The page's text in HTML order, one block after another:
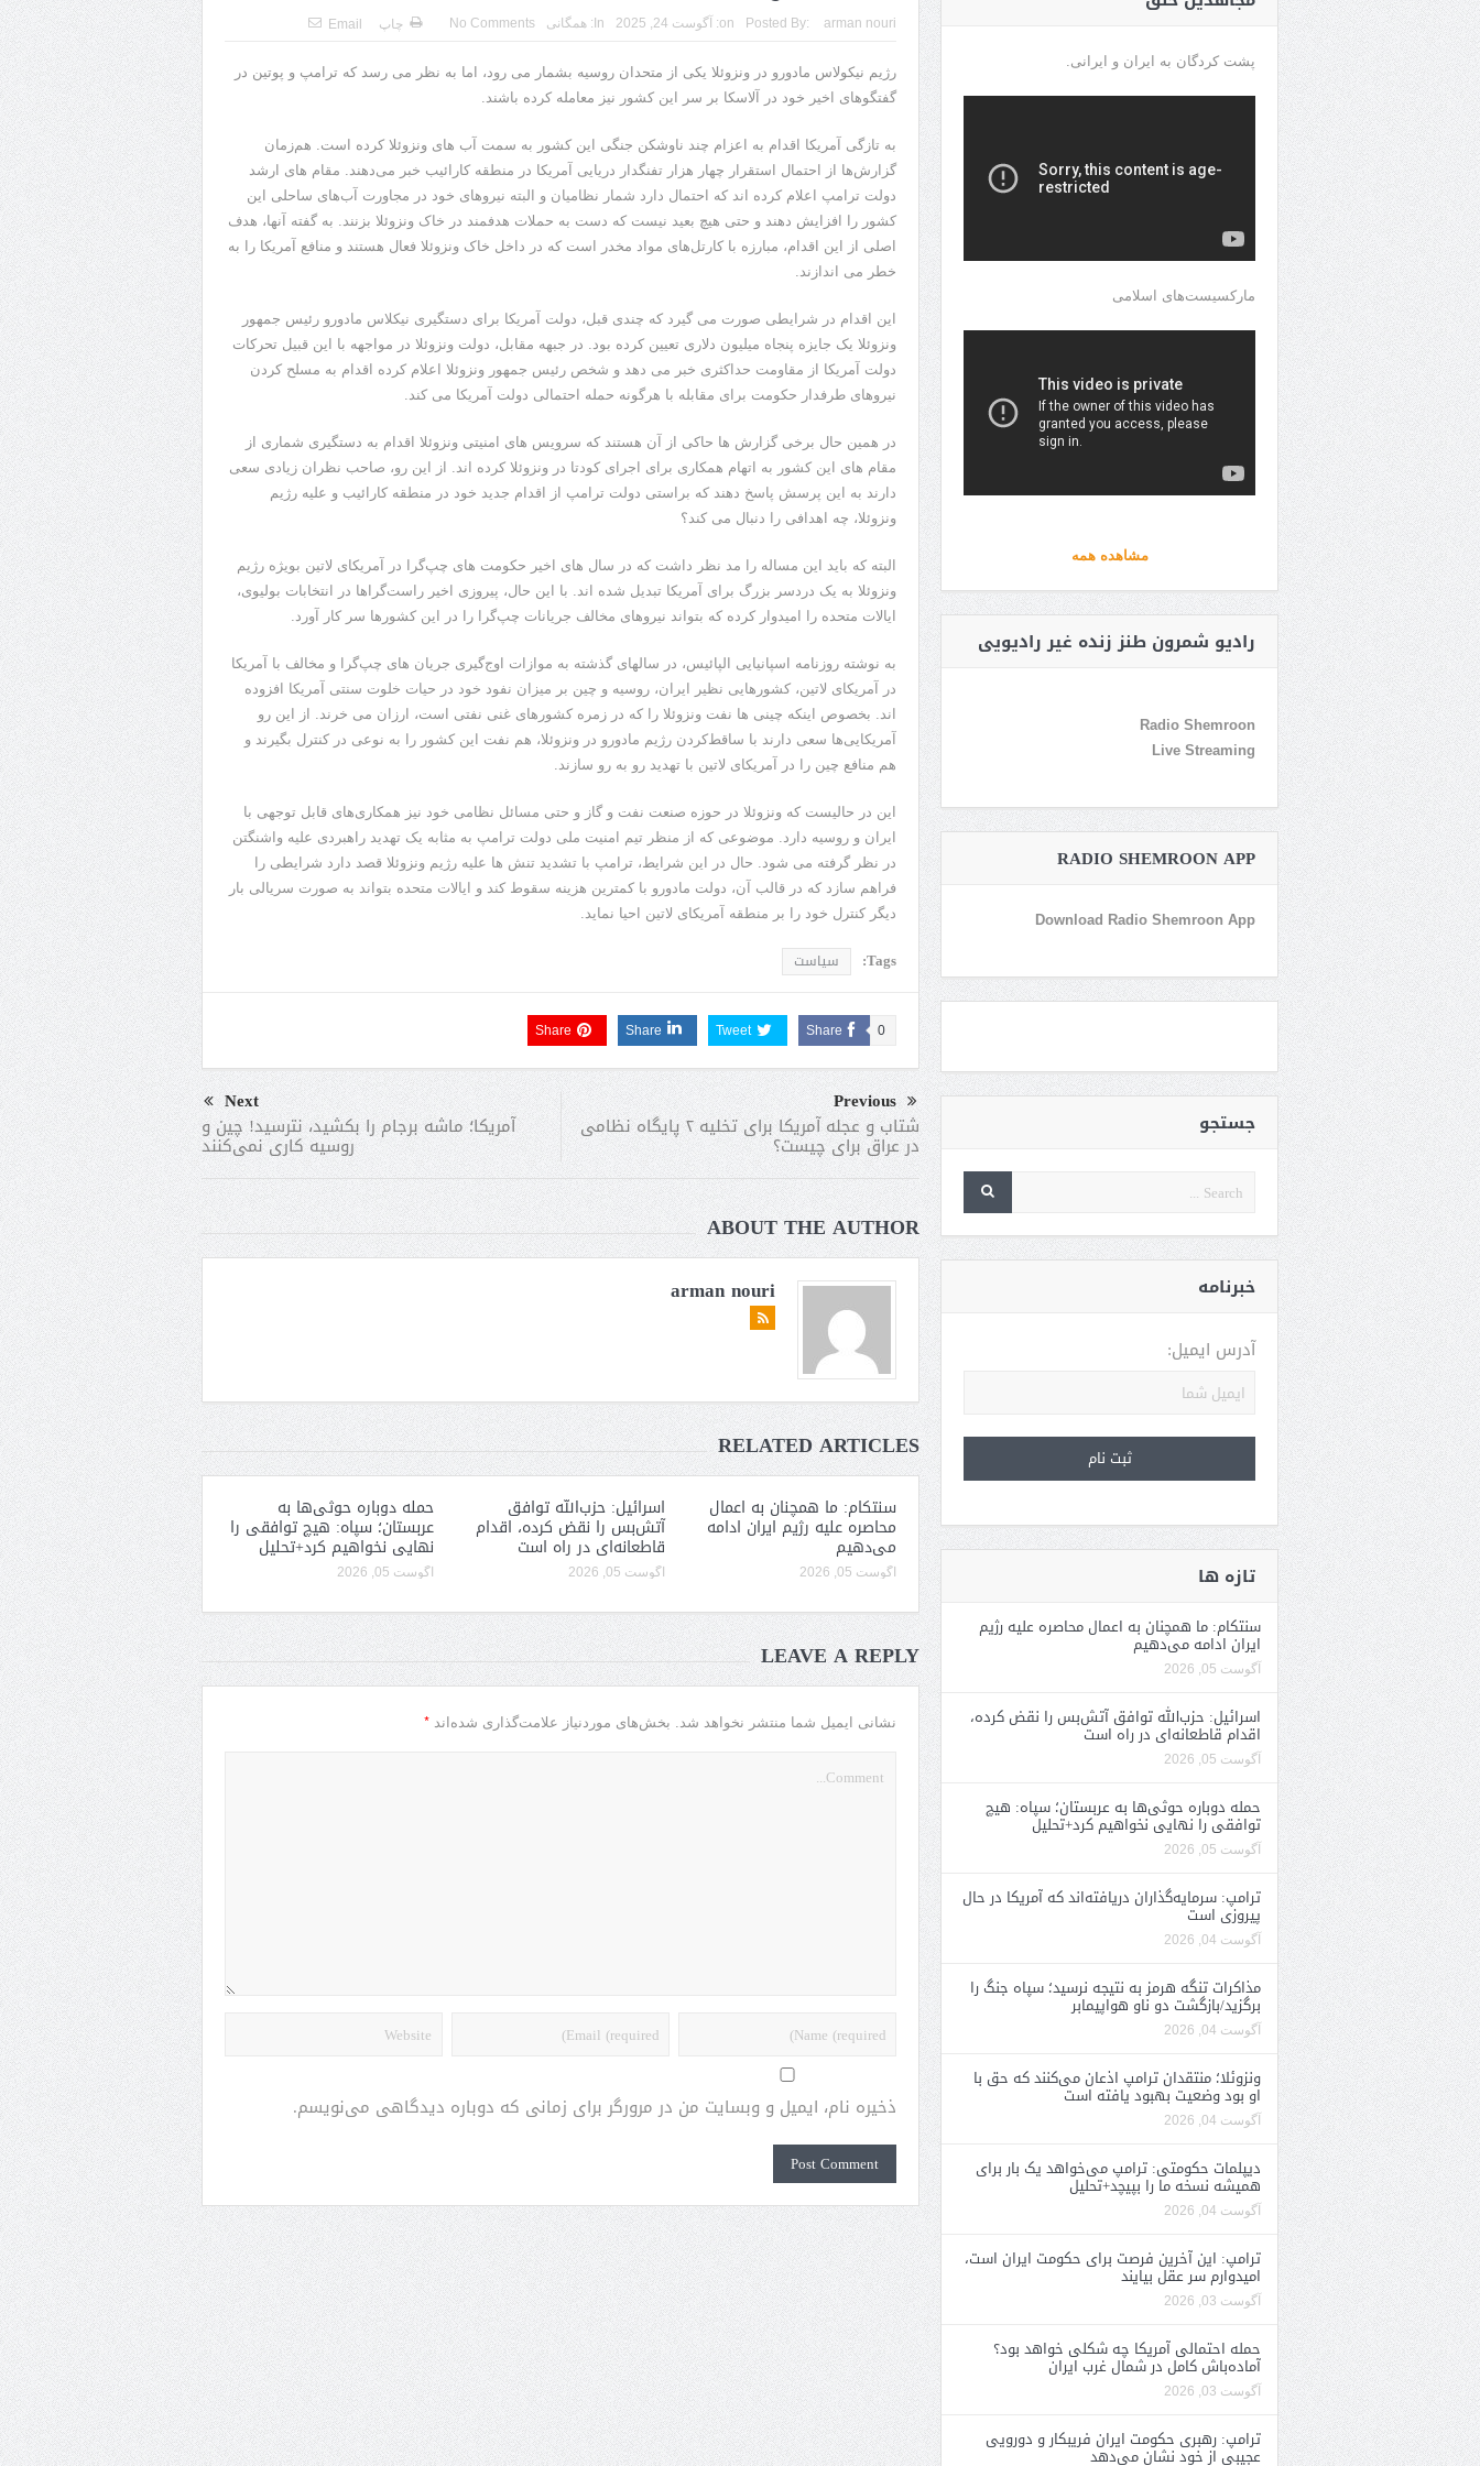
Posted By: arman nouri
on: آگوست 24, 2025 In: همگانی No Comments چاپ Email
رژیم نیکولاس مادورو در ونزوئلا یکی از متحدان روسیه بشمار می رود، اما به نظر می رسد که ترامپ و پوتین در
گفتگوهای اخیر خود در آلاسکا بر سر این کشور نیز معامله کرده‌ باشند.
به تازگی آمریکا اقدام به اعزام چند ناوشکن جنگی این کشور به سمت آب های ونزوئلا کرده است. هم‌زمان
گزارش‌ها از احتمال استقرار چهار هزار تفنگدار دریایی آمریکا در منطقه کارائیب خبر می‌دهند. مقام های ارشد
دولت ترامپ اعلام کرده اند که احتمال دارد شمار نظامیان و البته نیروهای خود در مجاورت آب‌های ساحلی این
کشور را افزایش دهند و حتی هیچ بعید نیست که دست به حملات هدفمند در خاک ونزوئلا بزنند. به گفته آنها، هدف
اصلی از این اقدام، مبارزه با کارتل‌های مواد مخدر است که در داخل خاک ونزوئلا فعال هستند و منافع آمریکا را به
خطر می اندازند.
این اقدام در شرایطی صورت می گیرد که چندی قبل، دولت آمریکا برای دستگیری نیکلاس مادورو رئیس جمهور
ونزوئلا یک جایزه پنجاه میلیون دلاری تعیین کرده بود. در جبهه مقابل، دولت ونزوئلا در مواجهه با این قبیل تحرکات
دولت آمریکا از مقاومت حداکثری خبر می دهد و شخص رئیس جمهور ونزوئلا اعلام کرده اقدام به مسلح کردن
نیروهای طرفدار حکومت برای مقابله با هرگونه حمله احتمالی دولت آمریکا می کند.
در همین حال برخی گزارش ها حاکی از آن هستند که سرویس های امنیتی ونزوئلا اقدام به دستگیری شماری از
مقام های این کشور به اتهام همکاری برای اجرای کودتا در ونزوئلا کرده اند. از این رو، صاحب نظران زیادی سعی
دارند به این پرسش پاسخ دهند که براستی دولت ترامپ از اقدام جدید خود در منطقه کارائیب و علیه رژیم
ونزوئلا، چه اهدافی را دنبال می کند؟
البته که باید این مساله را مد نظر داشت که در سال های اخیر حکومت های چپ‌گرا در آمریکای لاتین بویژه رژیم
ونزوئلا به یک دردسر بزرگ برای آمریکا تبدیل شده اند. با این حال، پیروزی اخیر راست‌گراها در انتخابات بولیوی،
ایالات متحده را امیدوار کرده که بتواند نیروهای مخالف جریانات چپ‌گرا را در این کشورها سر کار آورد.
به نوشته روزنامه اسپانیایی الپائیس، در سالهای گذشته به موازات اوج‌گیری جریان های چپ‌گرا و مخالف با آمریکا
در آمریکای لاتین، کشورهایی نظیر ایران، روسیه و چین بر میزان نفود خود در حیات خلوت سنتی آمریکا افزوده
اند. بخصوص اینکه چینی ها نفت ونزوئلا را که در زمره کشورهای غنی نفتی است، ارزان می خرند. از این رو
آمریکایی‌ها سعی دارند با ساقط‌کردن رژیم مادورو در ونزوئلا، هم نفت این کشور را به نوعی در کنترل بگیرند و
هم منافع چین را در آمریکای لاتین با تهدید رو به رو سازند.
این در حالیست که ونزوئلا در حوزه صنعت نفت و گاز و حتی مسائل نظامی خود نیز همکاری‌های قابل توجهی با
ایران و روسیه دارد. موضوعی که از منظر تیم امنیت ملی دولت ترامپ به مثابه یک تهدید راهبردی علیه واشنگتن
در نظر گرفته می شود. حال در این شرایط، ترامپ با تشدید تنش ها علیه رژیم ونزوئلا قصد دارد شرایطی را
فراهم سازد که در قالب آن، دولت مادورو با کمترین هزینه سقوط کند و ایالات متحده بتواند به صورت سریالی بار
دیگر کنترل خود را بر منطقه آمریکای لاتین احیا نماید.
Tags: سیاست
Share 0
Tweet
Share
Share
Previous
شتاب و عجله آمریکا برای تخلیه ۲ پایگاه نظامی
در عراق برای چیست؟
Next
آمریکا؛ ماشه برجام را بکشید، نترسید! چین و
روسیه کاری نمی‌کنند
ABOUT THE AUTHOR
arman nouri
RELATED ARTICLES
سنتکام: ما همچنان به اعمال
محاصره علیه رژیم ایران ادامه
می‌دهیم
آگوست 05, 2026
اسرائیل: حزب‌الله توافق
آتش‌بس را نقض کرده، اقدام
قاطعانه‌ای در راه است
آگوست 05, 2026
حمله دوباره حوثی‌ها به
عربستان؛ سپاه: هیچ توافقی را
نهایی نخواهیم کرد+تحلیل
آگوست 05, 2026
LEAVE A REPLY
نشانی ایمیل شما منتشر نخواهد شد. بخش‌های موردنیاز علامت‌گذاری شده‌اند *
ذخیره نام، ایمیل و وبسایت من در مرورگر برای زمانی که دوباره دیدگاهی می‌نویسم.
پشت کردگان به ایران و ایرانی.
مارکسیست‌های اسلامی
مشاهده همه
رادیو شمرون طنز زنده غیر رادیویی
Radio Shemroon
Live Streaming
RADIO SHEMROON APP
Download Radio Shemroon App
جستجو
خبرنامه
آدرس ایمیل:
تازه ها
سنتکام: ما همچنان به اعمال محاصره علیه رژیم
ایران ادامه می‌دهیم
آگوست 05, 2026
اسرائیل: حزب‌الله توافق آتش‌بس را نقض کرده،
اقدام قاطعانه‌ای در راه است
آگوست 05, 2026
حمله دوباره حوثی‌ها به عربستان؛ سپاه: هیچ
توافقی را نهایی نخواهیم کرد+تحلیل
آگوست 05, 2026
ترامپ: سرمایه‌گذاران دریافته‌اند که آمریکا در حال
پیروزی است
آگوست 04, 2026
مذاکرات تنگه هرمز به نتیجه نرسید؛ سپاه جنگ را
برگزید/بازگشت دو ناو هواپیمابر
آگوست 04, 2026
ونزوئلا؛ منتقدان ترامپ اذعان می‌کنند که حق با
او بود وضعیت بهبود یافته است
آگوست 04, 2026
دیپلمات حکومتی: ترامپ می‌خواهد یک بار برای
همیشه نسخه ما را بپیچد+تحلیل
آگوست 04, 2026
ترامپ: این آخرین فرصت برای حکومت ایران است،
امیدوارم سر عقل بیایند
آگوست 03, 2026
حمله احتمالی آمریکا چه شکلی خواهد بود؟
آماده‌باش کامل در شمال غرب ایران
آگوست 03, 2026
ترامپ: رهبری حکومت ایران فریبکار و دورویی
عجیبی از خود نشان می‌دهد